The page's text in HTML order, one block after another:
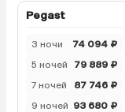
Pegast
3 ночи
74 094 ₽
5 ночей
79 889 ₽
7 ночей
87 746 ₽
9 ночей 93 680 ₽